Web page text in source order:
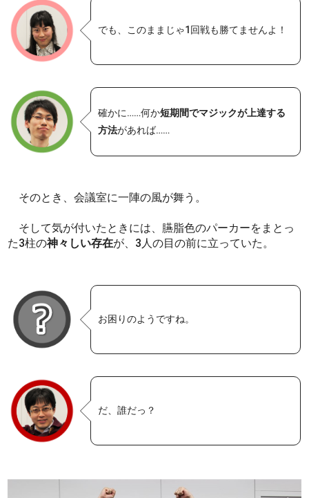
でも、このままじゃ1回戦も勝てませんよ！
確かに……何か短期間でマジックが上達する
方法があれば……
そのとき、会議室に一陣の風が舞う。
そして気が付いたときには、臙脂色のパーカーをまとっ
た3柱の神々しい存在が、3人の目の前に立っていた。
お困りのようですね。
だ、誰だっ？